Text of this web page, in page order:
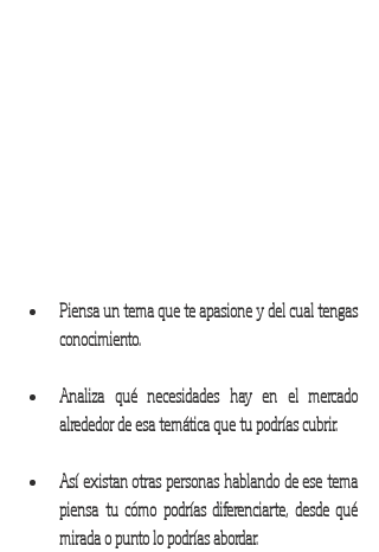
Piensa un tema que te apasione y del cual tengas
conocimiento.
Analiza qué necesidades hay en el mercado
alrededor de esa temática que tu podrías cubrir.
Así existan otras personas hablando de ese tema
piensa tu cómo podrías diferenciarte, desde qué
mirada o punto lo podrías abordar.